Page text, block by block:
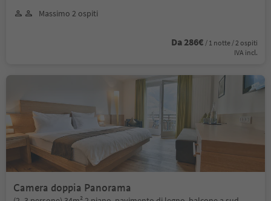
Massimo 2 ospiti
Da 286€ / 1 notte / 2 ospiti
IVA incl.
Camera doppia Panorama